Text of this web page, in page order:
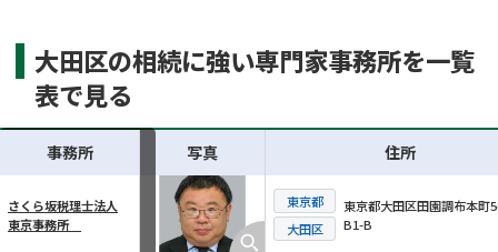
大田区の相続に強い専門家事務所を一覧
表で見る
横スクロール可能
事務所 写真 住所
さくら坂税理士法人
東京事務所
東京都
大田区
東京都大田区田園調布本町
B1-B